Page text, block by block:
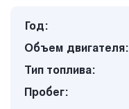
Год:
Объем двигателя:
Тип топлива:
Пробег: